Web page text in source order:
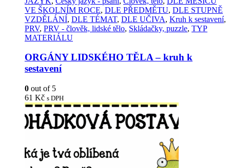
VE ŠKOLNÍM ROCE, DLE PŘEDMĚTU, DLE STUPNĚ
VZDĚLÁNÍ, DLE TÉMAT, DLE UČIVA, Kruh k sestavení,
PRV, PRV - člověk, lidské tělo, Skládačky, puzzle, TYP
MATERIÁLU
ORGÁNY LIDSKÉHO TĚLA – kruh k
sestavení
0 out of 5
61 Kč s DPH